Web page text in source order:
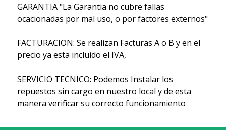
GARANTIA "La Garantia no cubre fallas
ocacionadas por mal uso, o por factores externos"
FACTURACION: Se realizan Facturas A o B y en el
precio ya esta incluido el IVA,
SERVICIO TECNICO: Podemos Instalar los
repuestos sin cargo en nuestro local y de esta
manera verificar su correcto funcionamiento